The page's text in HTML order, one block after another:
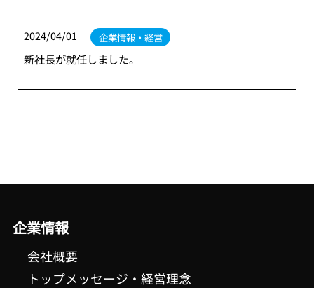
2024/04/01 企業情報・経営
新社長が就任しました。
企業情報
会社概要
トップメッセージ・経営理念